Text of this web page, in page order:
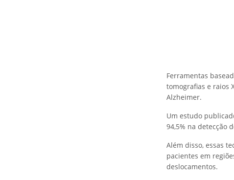
Ferramentas
tomografias e raios
Alzheimer.
Um estudo
94,5% na detecção
Além disso, essas
pacientes em
deslocamentos.